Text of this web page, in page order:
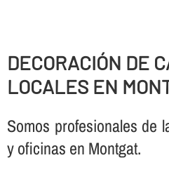
DECORACIÓN DE
LOCALES EN
Somos profesionales de
y oficinas en Montgat.